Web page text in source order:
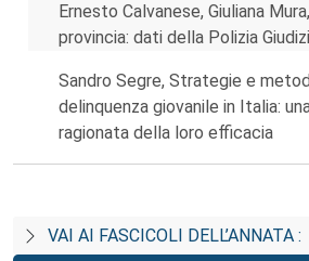
Ernesto Calvanese, Giuliana
provincia: dati della Polizia
Sandro Segre, Strategie e
delinquenza giovanile in Italia:
ragionata della loro efficacia
VAI AI FASCICOLI DELL’ANNATA :